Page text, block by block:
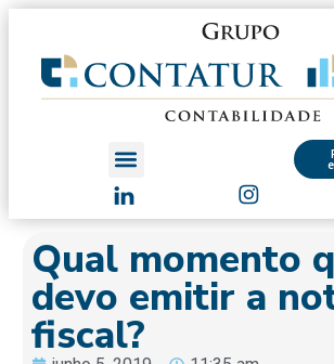
Qual momento
devo emitir a
fiscal?